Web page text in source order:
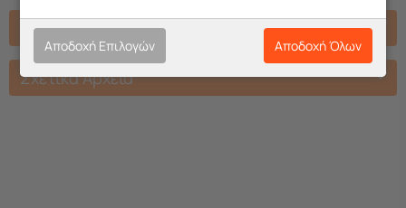
Χαρακτηριστικά
Σχετικά Αρχεία
Αποδοχή Επιλογών Αποδοχή Όλων